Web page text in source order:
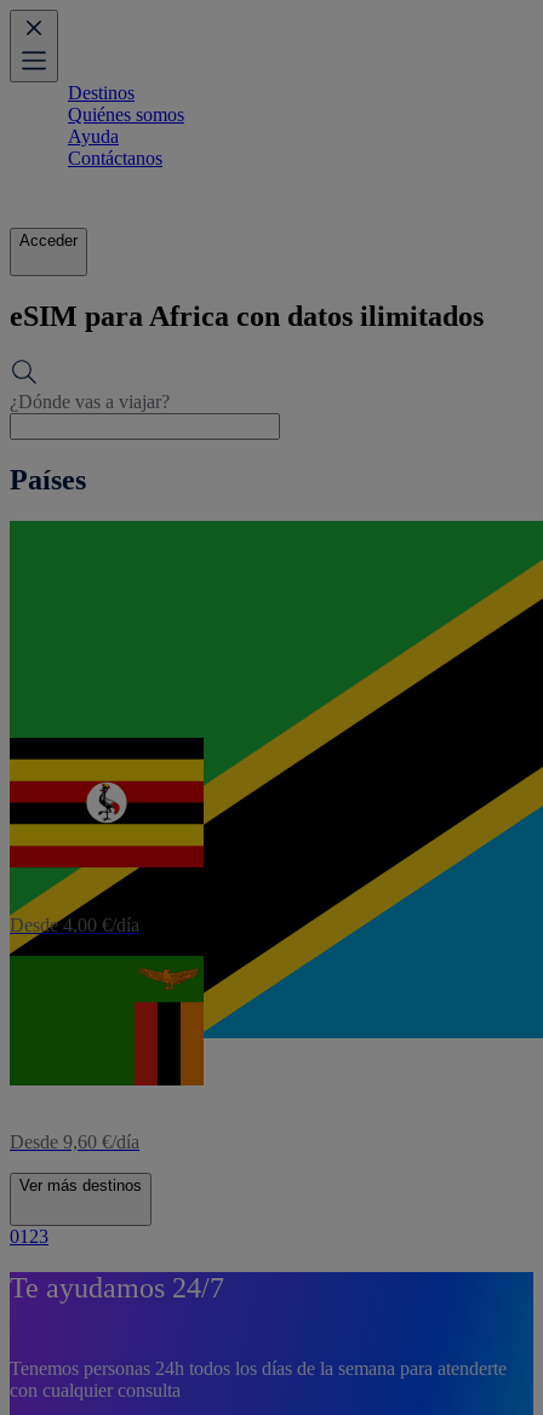
Destinos
Quiénes somos
Ayuda
Contáctanos
Acceder
eSIM para Africa con datos ilimitados
¿Dónde vas a viajar?
Países
eSIM
Uganda
Desde 4,00 €/día
Desde 9,60 €/día
Ver más destinos
01 23
Te ayudamos 24/7
Tenemos personas 24h todos los días de la semana para atenderte
con cualquier consulta